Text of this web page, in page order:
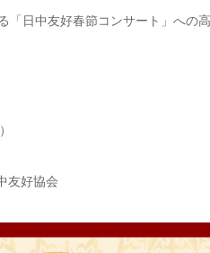
「日中友好春節コンサート」への
友好協会